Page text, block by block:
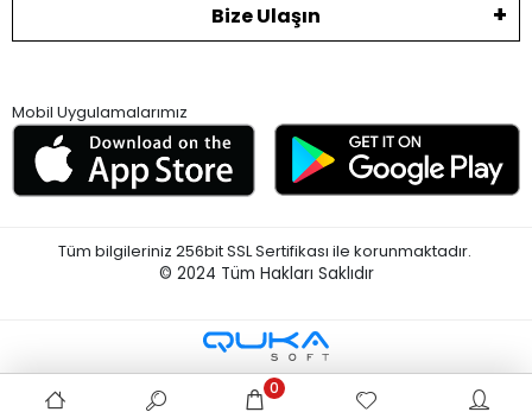
Bize Ulaşın
Mobil Uygulamalarımız
Tüm bilgileriniz 256bit SSL Sertifikası ile korunmaktadır.
© 2024 Tüm Hakları Saklıdır
0